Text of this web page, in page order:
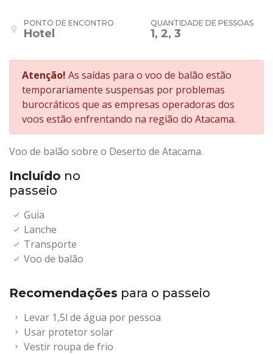
place
PONTO DE ENCONTRO
Hotel
QUANTIDADE DE PESSOAS
1, 2, 3
Atenção! As saídas para o voo de balão estão
temporariamente suspensas por problemas
burocráticos que as empresas operadoras dos
voos estão enfrentando na região do Atacama.
Voo de balão sobre o Deserto de Atacama.
Incluído no
passeio
Guia
Lanche
Transporte
Voo de balão
Recomendações para o passeio
Levar 1,5l de água por pessoa
Usar protetor solar
Vestir roupa de frio